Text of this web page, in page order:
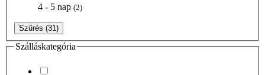
4 - 5 nap (2)
Szűrés (31)
Szálláskategória